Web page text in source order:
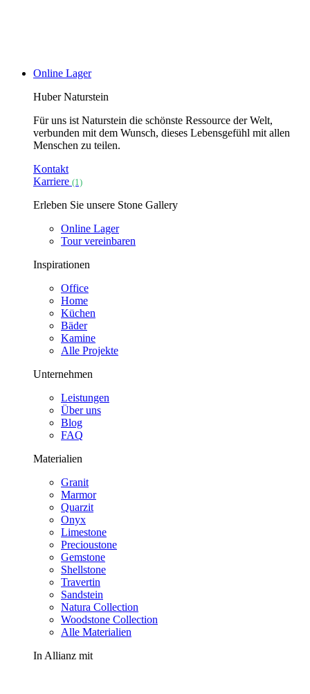
Online Lager
Huber Naturstein
Für uns ist Naturstein die schönste Ressource der Welt,
verbunden mit dem Wunsch, dieses Lebensgefühl mit allen
Menschen zu teilen.
Kontakt
Karriere (1)
Erleben Sie unsere Stone Gallery
Online Lager
Tour vereinbaren
Inspirationen
Office
Home
Küchen
Bäder
Kamine
Alle Projekte
Unternehmen
Leistungen
Über uns
Blog
FAQ
Materialien
Granit
Marmor
Quarzit
Onyx
Limestone
Precioustone
Gemstone
Shellstone
Travertin
Sandstein
Natura Collection
Woodstone Collection
Alle Materialien
In Allianz mit